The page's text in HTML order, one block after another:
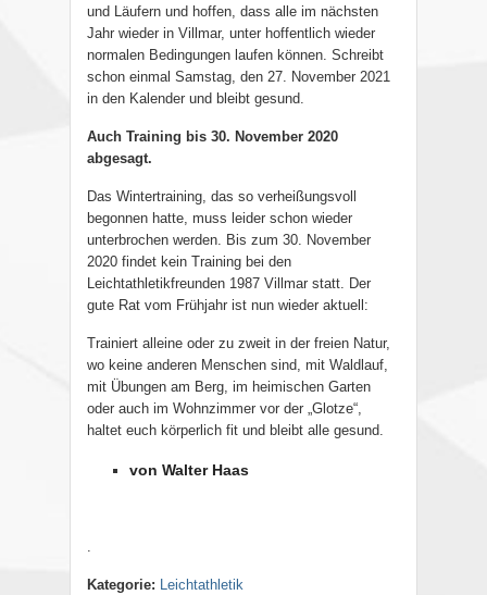
und Läufern und hoffen, dass alle im nächsten
Jahr wieder in Villmar, unter hoffentlich wieder
normalen Bedingungen laufen können. Schreibt
schon einmal Samstag, den 27. November 2021
in den Kalender und bleibt gesund.
Auch Training bis 30. November 2020
abgesagt.
Das Wintertraining, das so verheißungsvoll
begonnen hatte, muss leider schon wieder
unterbrochen werden. Bis zum 30. November
2020 findet kein Training bei den
Leichtathletikfreunden 1987 Villmar statt. Der
gute Rat vom Frühjahr ist nun wieder aktuell:
Trainiert alleine oder zu zweit in der freien Natur,
wo keine anderen Menschen sind, mit Waldlauf,
mit Übungen am Berg, im heimischen Garten
oder auch im Wohnzimmer vor der „Glotze“,
haltet euch körperlich fit und bleibt alle gesund.
von Walter Haas
.
Kategorie: Leichtathletik